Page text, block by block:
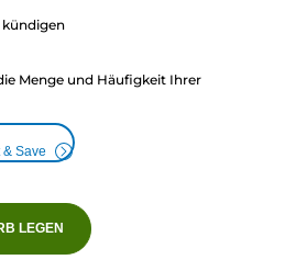
kündigen
Menge und Häufigkeit Ihrer
Save
LEGEN